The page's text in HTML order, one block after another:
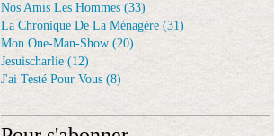
Nos Amis Les Hommes (33)
La Chronique De La Ménagère (31)
Mon One-Man-Show (20)
Jesuischarlie (12)
J'ai Testé Pour Vous (8)